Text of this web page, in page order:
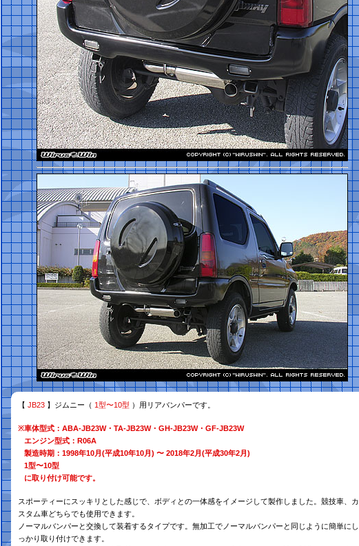
【 JB23 】ジムニー（ 1型〜10型 ）用リアバンパーです。
※車体型式：ABA-JB23W・TA-JB23W・GH-JB23W・GF-JB23W
エンジン型式：R06A
製造時期：1998年10月(平成10年10月) 〜 2018年2月(平成30年2月)
1型〜10型
に取り付け可能です。
スポーティーにスッキリとした感じで、ボディとの一体感をイメージして製作しました。競技車、カ
スタム車どちらでも使用できます。
ノーマルバンパーと交換して装着するタイプです。無加工でノーマルバンパーと同じように簡単にし
っかり取り付けできます。